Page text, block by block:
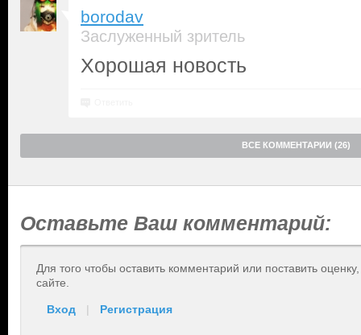
borodav
Заслуженный зритель
Хорошая новость
ВСЕ КОММЕНТАРИИ (26)
Оставьте Ваш комментарий:
Для того чтобы оставить комментарий или поставить
сайте.
Вход | Регистрация